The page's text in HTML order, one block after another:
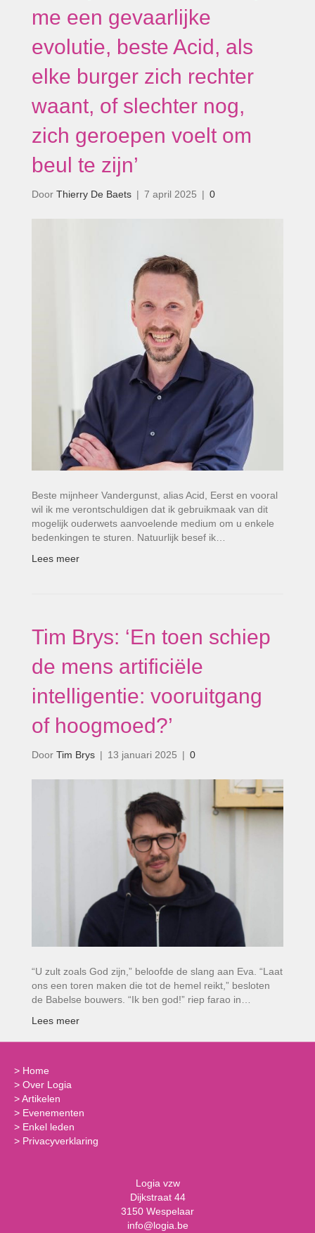
me een gevaarlijke
evolutie, beste Acid, als
elke burger zich rechter
waant, of slechter nog,
zich geroepen voelt om
beul te zijn’
Door Thierry De Baets | 7 april 2025 | 0
Beste mijnheer Vandergunst, alias Acid, Eerst en vooral
wil ik me verontschuldigen dat ik gebruikmaak van dit
mogelijk ouderwets aanvoelende medium om u enkele
bedenkingen te sturen. Natuurlijk besef ik…
Lees meer
Tim Brys: ‘En toen schiep
de mens artificiële
intelligentie: vooruitgang
of hoogmoed?’
Door Tim Brys | 13 januari 2025 | 0
“U zult zoals God zijn,” beloofde de slang aan Eva. “Laat
ons een toren maken die tot de hemel reikt,” besloten
de Babelse bouwers. “Ik ben god!” riep farao in…
Lees meer
> Home
> Over Logia
>Artikelen
> Evenementen
> Enkel leden
> Privacyverklaring
Logia vzw
Dijkstraat 44
3150 Wespelaar
info@logia.be